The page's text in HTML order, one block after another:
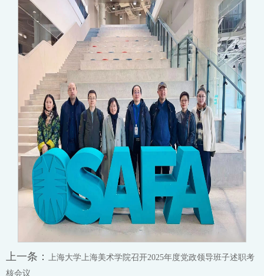
上一条：
上海大学上海美术学院召开2025年度党政领导班子述职考
核会议